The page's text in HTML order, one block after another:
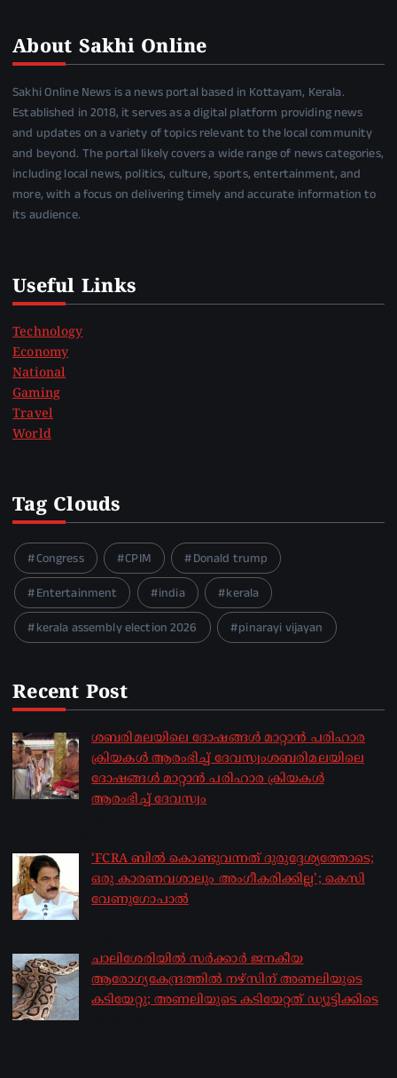
About Sakhi Online
Sakhi Online News is a news portal based in Kottayam, Kerala.
Established in 2018, it serves as a digital platform providing news
and updates on a variety of topics relevant to the local community
and beyond. The portal likely covers a wide range of news categories,
including local news, politics, culture, sports, entertainment, and
more, with a focus on delivering timely and accurate information to
its audience.
Useful Links
Technology
Economy
National
Gaming
Travel
World
Tag Clouds
Congress CPIM
Donald trump
Entertainment
india
kerala
kerala assembly election 2026
pinarayi vijayan
Recent Post
ശബരിമലയിലെ ദോഷങ്ങൾ മാറ്റാൻ പരിഹാര
ക്രിയകൾ ആരംഭിച്ച് ദേവസ്വംശബരിമലയിലെ
ദോഷങ്ങൾ മാറ്റാൻ പരിഹാര ക്രിയകൾ
ആരംഭിച്ച് ദേവസ്വം
‘FCRA ബിൽ കൊണ്ടുവന്നത് ദുരുദ്ദേശ്യത്തോടെ;
ഒരു കാരണവശാലും അം​ഗീകരിക്കില്ല’; കെസി
വേണു​ഗോപാൽ
ചാലിശേരിയില്‍ സര്‍ക്കാര്‍ ജനകീയ
ആരോഗ്യകേന്ദ്രത്തില്‍ നഴ്സിന് അണലിയുടെ
കടിയേറ്റു; അണലിയുടെ കടിയേറ്റത് ഡ്യൂട്ടിക്കിടെ